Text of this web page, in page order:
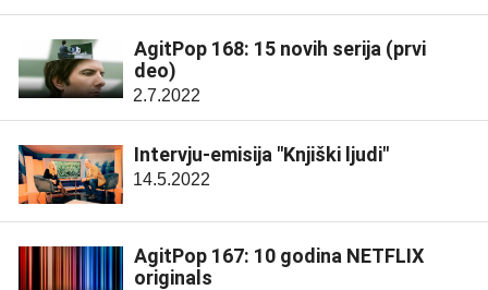
AgitPop 168: 15 novih serija (prvi
deo)
2.7.2022
Intervju-emisija "Knjiški ljudi"
14.5.2022
AgitPop 167: 10 godina NETFLIX
originals